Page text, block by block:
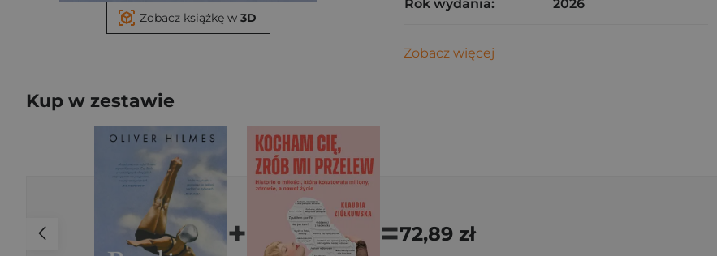
Zobacz książkę w 3D
Rok wydania: 2026
Zobacz więcej
Kup w zestawie
+ =72,89 zł